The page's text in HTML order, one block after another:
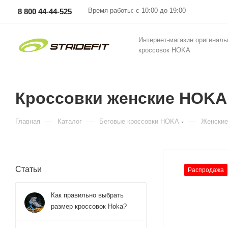
8 800 44-44-525 Время работы: с 10:00 до 19:00
Интернет-магазин
кроссовок HOKA
Кроссовки женские
Главная — Каталог — Беговые кроссовки HOKA —
Распродажа
Статьи
Как правильно выбрать
размер кроссовок Hoka?